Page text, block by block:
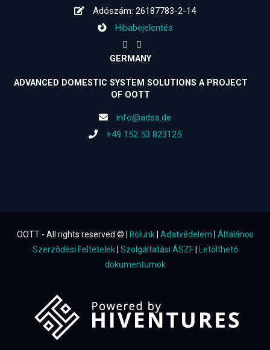
Adószám: 26187783-2-14
Hibabejelentés
GERMANY
ADVANCED DOMESTIC SYSTEM SOLUTIONS A PROJECT
OF OOTT
info@adss.de
+49 152 53 823125
OOTT - All rights reserved © | Rólunk| Adatvédelem
Általános
Szerződési Feltételek| Szolgáltatási ÁSZF|
Letölthető
dokumentumok